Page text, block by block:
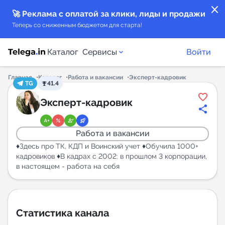
close
🚀 Реклама с оплатой за клики, лиды и продажи
Теперь со сниженным бюджетом для старта!
Каталог Сервисы
Каталог каналов
Каталог ботов
Горящие предложения
Индекс читаемости каналов в Telegram
Войти
Главная Каталог Работа и вакансии
Эксперт-кадровик
TG
41.4
Эксперт-кадровик
Работа и вакансии
♦️Здесь про ТК, КДП и Воинский учет ♦️Обучила 1000+
кадровиков ♦️В кадрах с 2002: в прошлом 3 корпорации,
в настоящем - работа на себя
Статистика канала